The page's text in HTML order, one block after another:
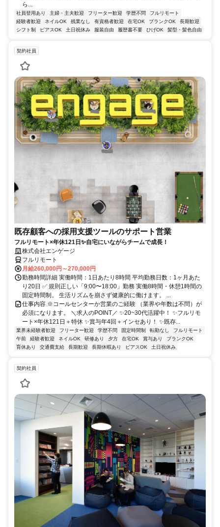
ら...
社員登用あり 主婦・主夫歓迎 フリーター歓迎 学歴不問
フルリモート
経験者歓迎
ネイルOK 残業なし 有資格者歓迎 在宅OK ブランクOK
長期歓迎
シフト制
ピアスOK 土日祝休み 服装自由 履歴書不要 ひげOK 髪型・髪色自由
契約社員
既存顧客への採用支援ツールのサポート営業
フルリモート×年休121日✨自宅にいながらチームで成長！
株式会社エンゲージ
フルリモート
月給260,000円～270,000円
勤務時間詳細 実働時間：1日あたり8時間 平均勤務日数：1ヶ月あた
り20日 ✅ 規則正しい「9:00〜18:00」勤務 実働8時間・休憩1時間の
固定時間制。 生活リズムを崩さず健康的に働けます。 ...
仕事内容 ※コールセンターか営業のご経験 （業界や年数は不問）が
必須になります。 ＼求人のPOINT／ ✨20~30代活躍中！ ✨フルリモ
ート×年休121日＋特休 ✨賞与年4回＋インセあり！ ✨既存...
業界未経験者歓迎 フリーター歓迎 学歴不問 固定時間制 転勤なし
フルリモート
午前
経験者歓迎 ネイルOK 研修あり 夕方 在宅OK 賞与あり
ブランクOK
育休あり
交通費支給 長期歓迎 長期休暇あり ピアスOK 土日祝休み
契約社員